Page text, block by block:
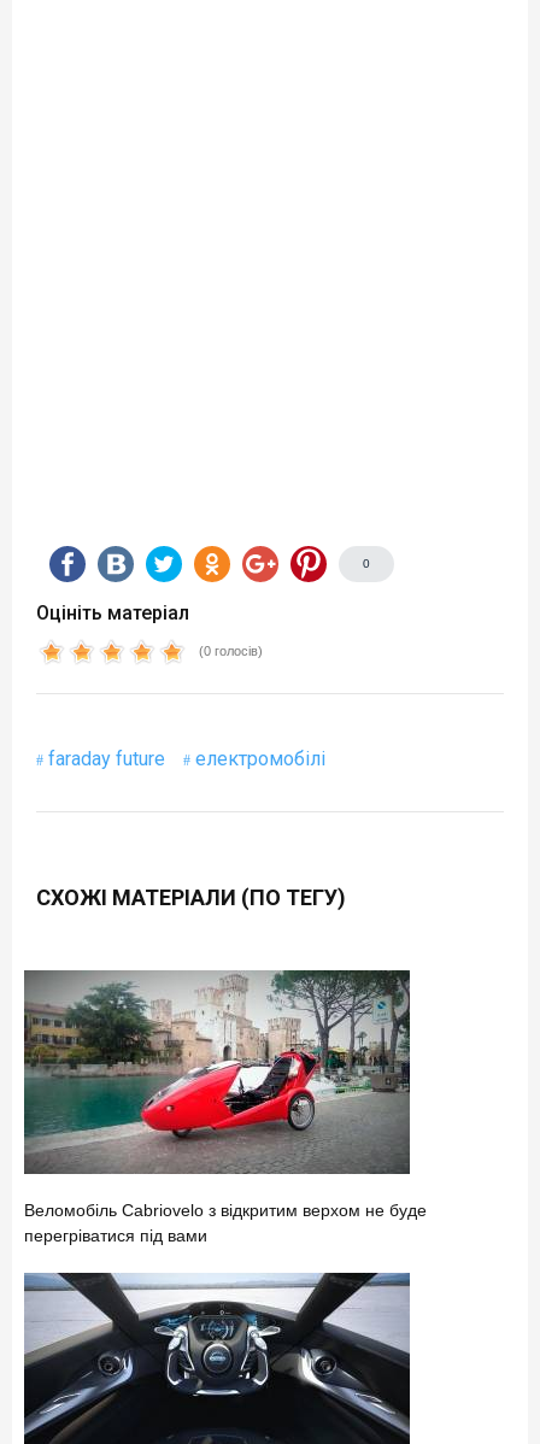
0
Оцініть матеріал
(0 голосів)
faraday future електромобілі
СХОЖІ МАТЕРІАЛИ (ПО ТЕГУ)
Веломобіль Cabriovelo з відкритим верхом не буде
перегріватися під вами